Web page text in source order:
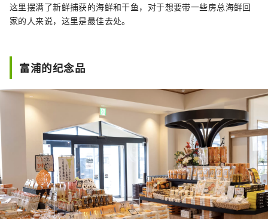
这里摆满了新鲜捕获的海鲜和干鱼，对于想要带一些房总海鲜回
家的人来说，这里是最佳去处。
富浦的纪念品